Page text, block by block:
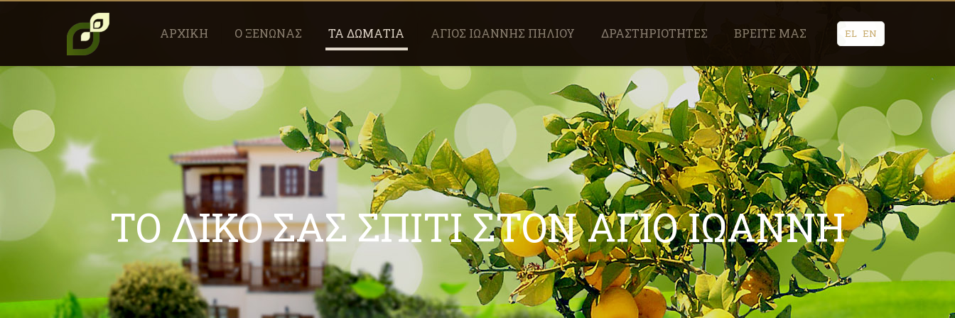
ΑΡΧΙΚΗ Ο ΞΕΝΩΝΑΣ ΤΑ ΔΩΜΑΤΙΑ ΑΓΙΟΣ ΙΩΑΝΝΗΣ ΠΗΛΙΟΥ ΔΡΑΣΤΗΡΙΟΤΗΤΕΣ ΒΡΕΙΤΕ ΜΑΣ EL EN
ΤΟ ΔΙΚΟ ΣΑΣ ΣΠΙΤΙ ΣΤΟΝ ΑΓΙΟ ΙΩΑΝΝΗ